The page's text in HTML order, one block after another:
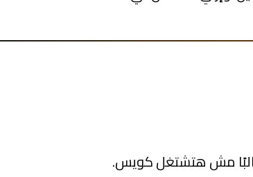
غالبًا مش هتشتغل كويس.